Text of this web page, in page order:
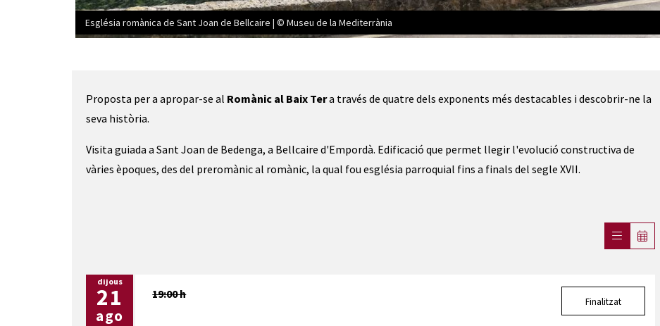
Església romànica de Sant Joan de Bellcaire | © Museu de la Mediterrània
Proposta per a apropar-se al Romànic al Baix Tera través de quatre dels exponents més destacables i descobrir-ne la
seva història.
Visita guiada a Sant Joan de Bedenga, a Bellcaire d'Empordà. Edificació que permet llegir l'evolució constructiva de
vàries èpoques, des del preromànic al romànic, la qual fou església parroquial fins a finals del segle XVII.
dijous
21
ago
19:00 h
Finalitzat